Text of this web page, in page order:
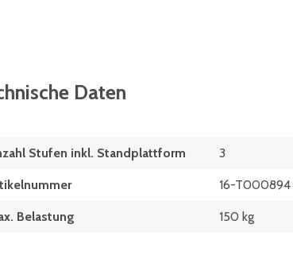
Daten
Stufen inkl. Standplattform 3
16-T000894
Belastung 150 kg